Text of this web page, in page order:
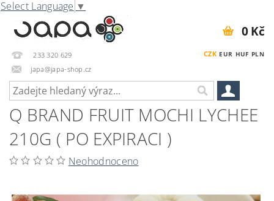
Select Language ▼
233 320 629
japa@japa-shop.cz
CZK EUR HUF PLN
0 Kč
Q BRAND FRUIT MOCHI LYCHEE
210G ( PO EXPIRACI )
Neohodnoceno